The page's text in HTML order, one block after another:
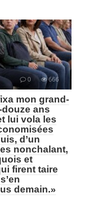
0 666
mon grand-
ans
lui vola les
d’un
nonchalant,
et
firent taire
demain.»